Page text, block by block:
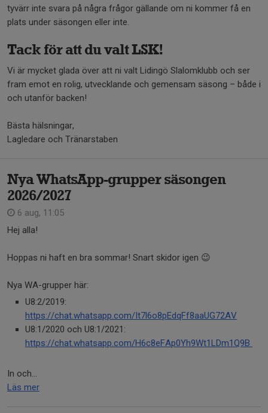
tyvärr inte svara på några frågor gällande om ni kommer få en
plats under säsongen eller inte.
Tack för att du valt LSK!
Vi är mycket glada över att ni valt Lidingö Slalomklubb och ser
fram emot en rolig, utvecklande och gemensam säsong – både i
och utanför backen!
Bästa hälsningar,
Lagledare och Tränarstaben
Nya WhatsApp-grupper säsongen
2026/2027
6 aug, 11:05
Hej alla!
Hoppas ni haft en bra sommar! Snart skidor igen 😉
Nya WA-grupper här:
U8:2/2019:
https://chat.whatsapp.com/It7l6o8pEdqFf8aaUG72AV
U8:1/2020 och U8:1/2021:
https://chat.whatsapp.com/H6c8eFAp0Yh9Wt1LDm1Q9B
In och...
Läs mer